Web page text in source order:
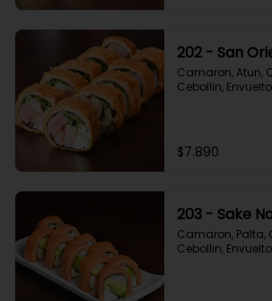
202 - San
Camaron, Atun,
Cebollin,
$7.890
203 - Sake
Camaron, Palta,
Cebollin,